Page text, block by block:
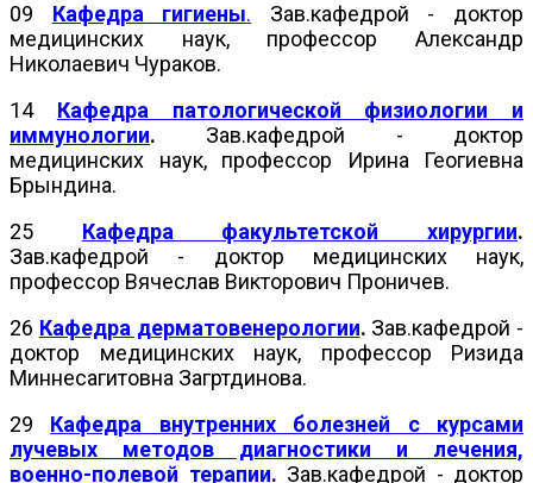
09 Кафедра гигиены. Зав.кафедрой - доктор
медицинских наук, профессор Александр
Николаевич Чураков.
14 Кафедра патологической физиологии и
иммунологии. Зав.кафедрой - доктор
медицинских наук, профессор Ирина Геогиевна
Брындина.
25 Кафедра факультетской хирургии.
Зав.кафедрой - доктор медицинских наук,
профессор Вячеслав Викторович Проничев.
26 Кафедра дерматовенерологии. Зав.кафедрой -
доктор медицинских наук, профессор Ризида
Миннесагитовна Загртдинова.
29 Кафедра внутренних болезней с курсами
лучевых методов диагностики и лечения,
военно-полевой терапии. Зав.кафедрой - доктор